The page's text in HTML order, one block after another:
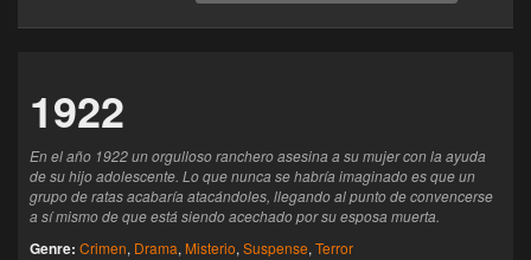
1922
En el año 1922 un orgulloso ranchero asesina a su mujer con la ayuda
de su hijo adolescente. Lo que nunca se habría imaginado es que un
grupo de ratas acabaría atacándoles, llegando al punto de convencerse
a sí mismo de que está siendo acechado por su esposa muerta.
Genre: Crimen, Drama, Misterio, Suspense, Terror